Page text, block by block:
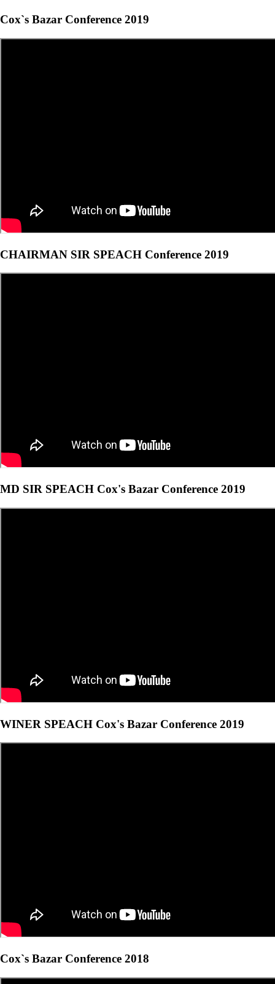
Cox`s Bazar Conference 2019
CHAIRMAN SIR SPEACH Conference 2019
MD SIR SPEACH Cox's Bazar Conference 2019
WINER SPEACH Cox's Bazar Conference 2019
Cox`s Bazar Conference 2018